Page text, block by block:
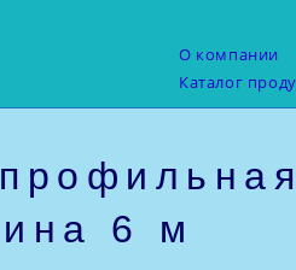
О компании
Каталог
6 м